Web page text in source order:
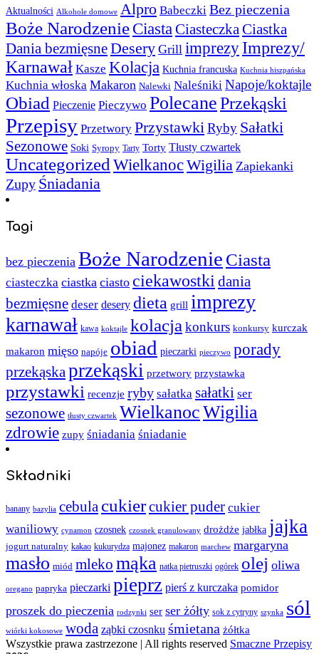
Aktualności Alkohole domowe Alpro Babeczki Bez pieczenia
Boże NarodzenieCiastaCiasteczkaCiastka
Dania bezmięsneDesery Grill imprezy Imprezy/
Karnawał Kasze Kolacja Kuchnia francuska Kuchnia hiszpańska
Kuchnia włoska Makaron Nalewki Naleśniki Napoje/koktajle
Obiad Pieczenie Pieczywo PolecanePrzekąski
Przepisy Przetwory PrzystawkiRyby Sałatki
Sezonowe Soki Syropy Tarty Torty Tłusty czwartek
Uncategorized WielkanocWigilia Zapiekanki
Zupy Śniadania
Tagi
bez pieczenia Boże Narodzenie Ciasta
ciasteczka ciastka ciasto ciekawostki dania
bezmięsne deser desery dieta grill imprezy
karnawał kawa koktajle kolacja konkurs konkursy kurczak
makaron mięso napóje obiad pieczarki pieczywo porady
przekąskaprzekąski przetwory przystawka
przystawki recenzje ryby sałatka sałatki ser
sezonowe tłusty czwartek WielkanocWigilia
zdrowie zupy śniadania śniadanie
Składniki
banany bazylia cebula cukiercukier puder cukier
waniliowy cynamon czosnek czosnek granulowany drożdże jabłka jajka
jogurt naturalny kakao kukurydza majonez makaron marchew margaryna
masło miód mleko mąka natka pietruszki ogórek olej oliwa
oregano papryka pieczarki pieprz pierś z kurczaka pomidor
proszek do pieczenia rodzynki ser ser żółty sok z cytryny szynka sól
wiórki kokosowe woda ząbki czosnku śmietana żółtka
Wszystkie prawa zastrzezone | All rights reserved Smaczne Przepisy